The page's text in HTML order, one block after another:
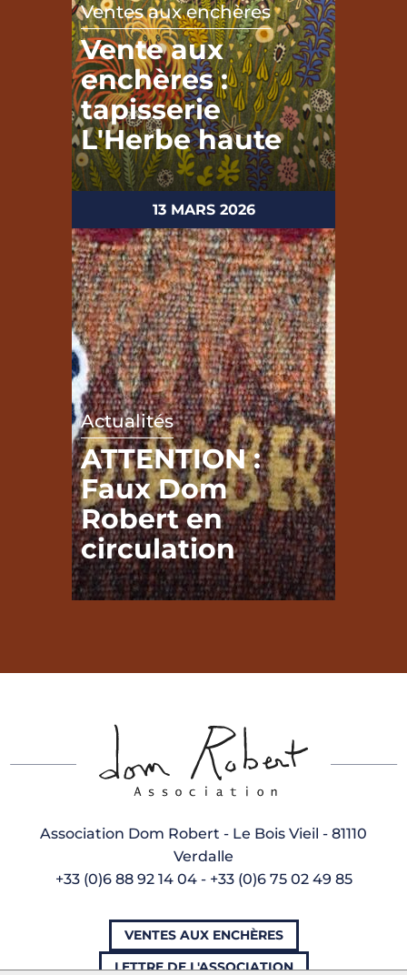
Ventes aux enchères
Vente aux
enchères :
tapisserie
L'Herbe haute
13 MARS 2026
Actualités
ATTENTION :
Faux Dom
Robert en
circulation
Association Dom Robert - Le Bois Vieil - 81110
Verdalle
+33 (0)6 88 92 14 04 - +33 (0)6 75 02 49 85
VENTES AUX ENCHÈRES
LETTRE DE L'ASSOCIATION